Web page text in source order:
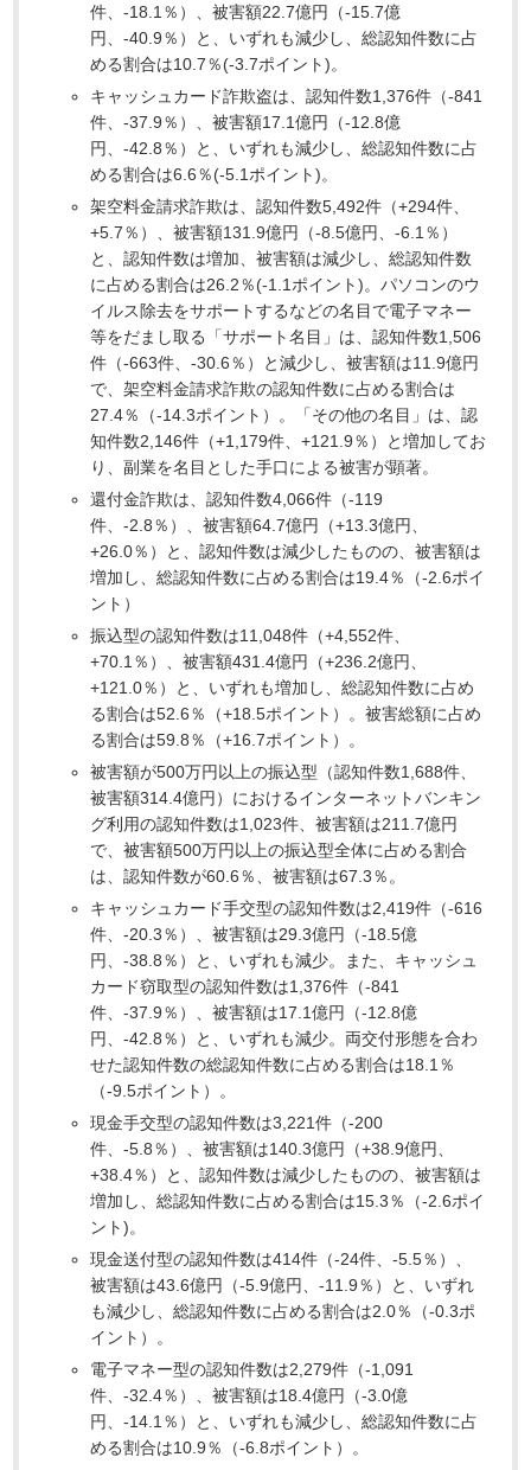
件、-18.1％）、被害額22.7億円（-15.7億
円、-40.9％）と、いずれも減少し、総認知件数に占
める割合は10.7％(-3.7ポイント)。
キャッシュカード詐欺盗は、認知件数1,376件（-841
件、-37.9％）、被害額17.1億円（-12.8億
円、-42.8％）と、いずれも減少し、総認知件数に占
める割合は6.6％(-5.1ポイント)。
架空料金請求詐欺は、認知件数5,492件（+294件、
+5.7％）、被害額131.9億円（-8.5億円、-6.1％）
と、認知件数は増加、被害額は減少し、総認知件数
に占める割合は26.2％(-1.1ポイント)。パソコンのウ
イルス除去をサポートするなどの名目で電子マネー
等をだまし取る「サポート名目」は、認知件数1,506
件（-663件、-30.6％）と減少し、被害額は11.9億円
で、架空料金請求詐欺の認知件数に占める割合は
27.4％（-14.3ポイント）。「その他の名目」は、認
知件数2,146件（+1,179件、+121.9％）と増加してお
り、副業を名目とした手口による被害が顕著。
還付金詐欺は、認知件数4,066件（-119
件、-2.8％）、被害額64.7億円（+13.3億円、
+26.0％）と、認知件数は減少したものの、被害額は
増加し、総認知件数に占める割合は19.4％（-2.6ポイ
ント）
振込型の認知件数は11,048件（+4,552件、
+70.1％）、被害額431.4億円（+236.2億円、
+121.0％）と、いずれも増加し、総認知件数に占め
る割合は52.6％（+18.5ポイント）。被害総額に占め
る割合は59.8％（+16.7ポイント）。
被害額が500万円以上の振込型（認知件数1,688件、
被害額314.4億円）におけるインターネットバンキン
グ利用の認知件数は1,023件、被害額は211.7億円
で、被害額500万円以上の振込型全体に占める割合
は、認知件数が60.6％、被害額は67.3％。
キャッシュカード手交型の認知件数は2,419件（-616
件、-20.3％）、被害額は29.3億円（-18.5億
円、-38.8％）と、いずれも減少。また、キャッシュ
カード窃取型の認知件数は1,376件（-841
件、-37.9％）、被害額は17.1億円（-12.8億
円、-42.8％）と、いずれも減少。両交付形態を合わ
せた認知件数の総認知件数に占める割合は18.1％
（-9.5ポイント）。
現金手交型の認知件数は3,221件（-200
件、-5.8％）、被害額は140.3億円（+38.9億円、
+38.4％）と、認知件数は減少したものの、被害額は
増加し、総認知件数に占める割合は15.3％（-2.6ポイ
ント)。
現金送付型の認知件数は414件（-24件、-5.5％）、
被害額は43.6億円（-5.9億円、-11.9％）と、いずれ
も減少し、総認知件数に占める割合は2.0％（-0.3ポ
イント）。
電子マネー型の認知件数は2,279件（-1,091
件、-32.4％）、被害額は18.4億円（-3.0億
円、-14.1％）と、いずれも減少し、総認知件数に占
める割合は10.9％（-6.8ポイント）。